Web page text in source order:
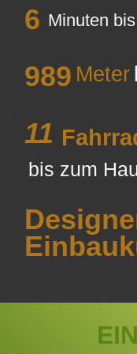
6 Minuten
989 Meter
11
bis zum